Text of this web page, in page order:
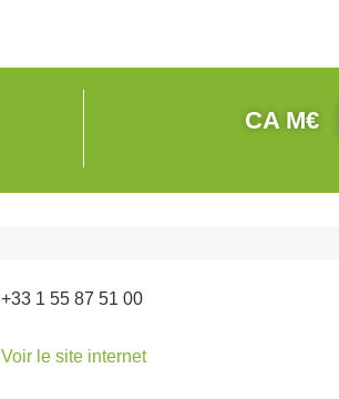
CA M€
+33 1 55 87 51 00
Voir le site internet